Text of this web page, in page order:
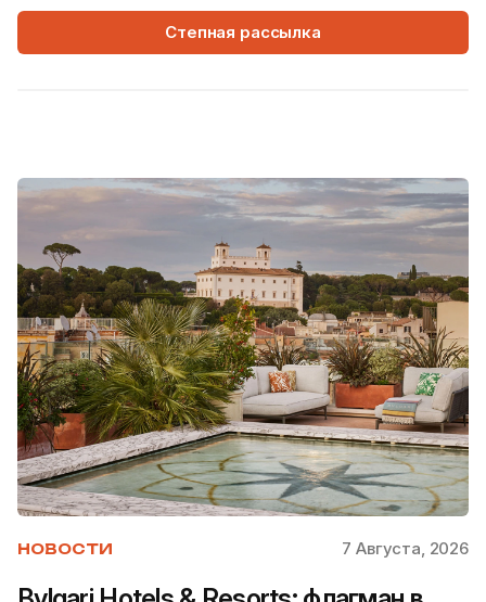
Степная рассылка
НОВОСТИ 7 Августа, 2026